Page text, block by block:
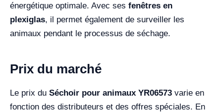
énergétique optimale. Avec ses fenêtres en
plexiglas, il permet également de surveiller les
animaux pendant le processus de séchage.
Prix du marché
Le prix du Séchoir pour animaux YR06573 varie en
fonction des distributeurs et des offres spéciales. En